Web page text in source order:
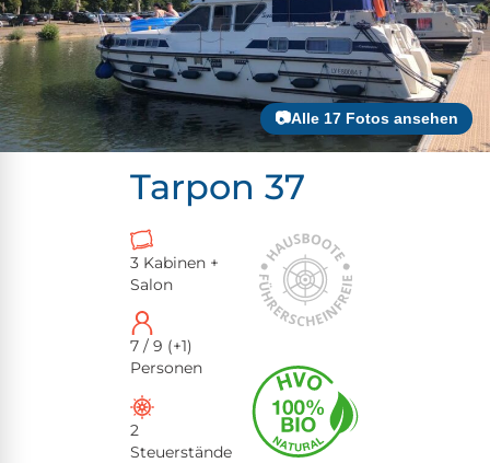
Tarpon 37
3 Kabinen +
Salon
7 / 9 (+1)
Personen
2
Steuerstände
📷Alle 17 Fotos ansehen